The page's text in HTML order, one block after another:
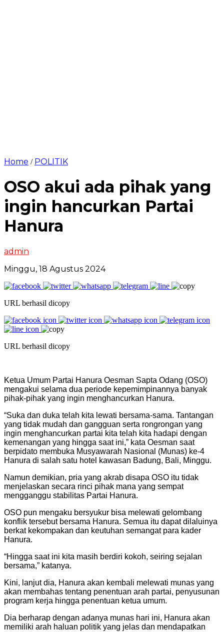
Home / POLITIK
OSO akui ada pihak yang
ingin hancurkan Partai
Hanura
admin
Minggu, 18 Agustus 2024
URL berhasil dicopy
URL berhasil dicopy
Ketua Umum Partai Hanura Oesman Sapta Odang (OSO)
mengakui selama dua periode kepemimpinannya banyak
pihak-pihak yang ingin menghancurkan Hanura.
“Suka dan duka telah kita lewati bersama-sama. Tantangan
yang tidak mudah dan gangguan serta rongrongan yang
ingin menghancurkan partai kita telah kita hadapi dengan
kemenangan yang hingga saat ini,” kata Oesman saat
berpidato membuka Musyawarah Nasional (Munas) ke-4
Hanura di salah satu hotel kawasan Badung, Bali, Minggu.
Namun demikian, pria yang akrab disapa OSO itu tidak
menjelaskan secara rinci pihak mana yang sempat
mengganggu stabilitas Partai Hanura.
OSO pun mengaku bersyukur bisa melewati gelombang
konflik tersebut bersama Hanura. Semua itu dapat dilaluinya
berkat kekompakan dan keutuhan semangat para kader
Hanura.
“Hingga saat ini kita masih berdiri kokoh, seiring sejalan
bersama,” katanya.
Kini, lanjut dia, Hanura akan kembali melewati munas yang
akan membahas tentang penentuan arah partai, penyusunan
program kerja hingga penentuan ketua umum.
Dia berharap dengan adanya munas hari ini, Hanura akan
memiliki arah haluan politik yang jelas dan mendapatkan